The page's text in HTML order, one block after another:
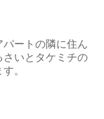
ートの隣に住ん
いとタケミチの
。